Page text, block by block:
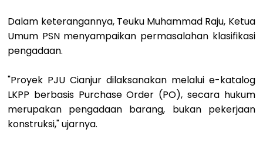
Dalam keterangannya, Teuku Muhammad Raju, Ketua
Umum PSN menyampaikan permasalahan klasifikasi
pengadaan.
"Proyek PJU Cianjur dilaksanakan melalui e-katalog
LKPP berbasis Purchase Order (PO), secara hukum
merupakan pengadaan barang, bukan pekerjaan
konstruksi," ujarnya.